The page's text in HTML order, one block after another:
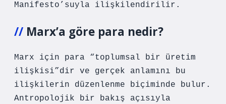
Manifesto’suyla ilişkilendirilir.
Marx’a göre para nedir?
Marx için para “toplumsal bir üretim
ilişkisi”dir ve gerçek anlamını bu
ilişkilerin düzenlenme biçiminde bulur.
Antropolojik bir bakış açısıyla